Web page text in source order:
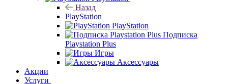
Назад
PlayStation
PlayStation
Подписка
Playstation Plus
Игры
Аксессуары
Акции
Услуги